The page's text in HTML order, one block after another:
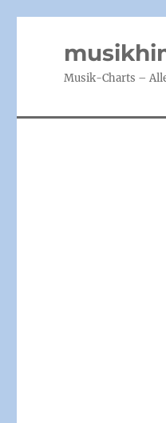
Musik-Charts –